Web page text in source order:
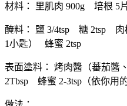
材料： 里肌肉 900g 培根 5片
醃料： 鹽 3/4tsp 糖 2tsp 肉
1小匙） 蜂蜜 2tsp
表面塗料： 烤肉醬（蕃茄醬
2Tbsp 蜂蜜 2-3tsp（依你用